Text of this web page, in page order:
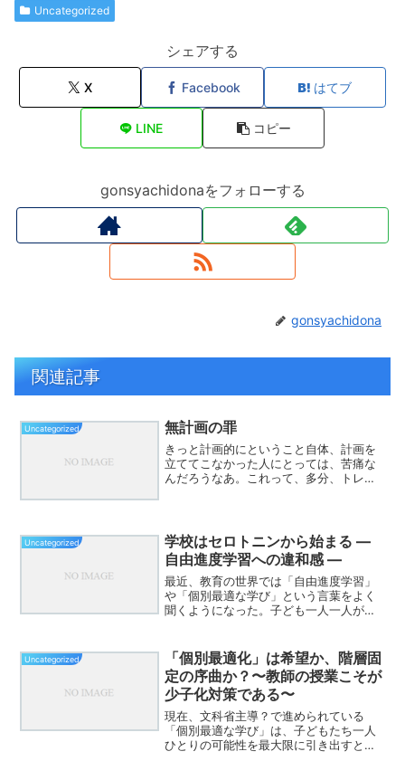
Uncategorized
シェアする
X Facebook はてブ
LINE コピー
gonsyachidonaをフォローする
gonsyachidona
関連記事
Uncategorized 無計画の罪
きっと計画的にということ自体、計画を
立ててこなかった人にとっては、苦痛な
んだろうなあ。これって、多分、トレー
にとってマイナスな出来事...
Uncategorized
学校はセロトニンから始まる ―
自由進度学習への違和感 ―
最近、教育の世界では「自由進度学習」
や「個別最適な学び」という言葉をよく
聞くようになった。子ども一人一人が自
念としては、とても魅力的に聞こえる。
しかし、現場の教師として...
Uncategorized
「個別最適化」は希望か、階層固
定の序曲か？〜教師の授業こそが
少子化対策である〜
現在、文科省主導？で進められている
「個別最適な学び」は、子どもたち一人
ひとりの可能性を最大限に引き出すとい